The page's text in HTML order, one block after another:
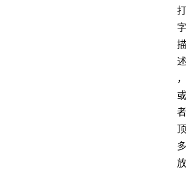
打
字
描
述
，
或
者
顶
多
放